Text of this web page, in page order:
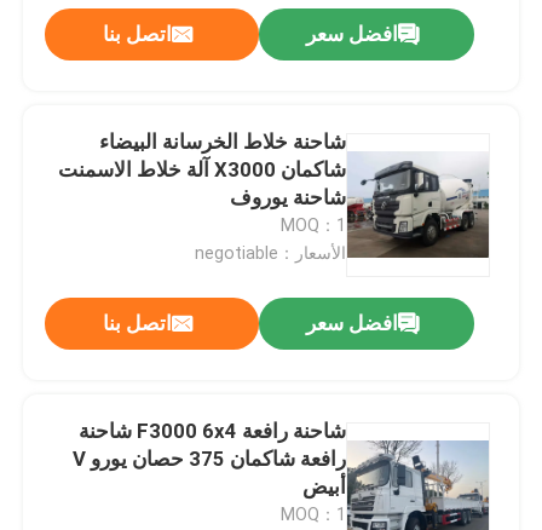
افضل سعر اتصل بنا
شاحنة خلاط الخرسانة البيضاء
شاكمان X3000 آلة خلاط الاسمنت
شاحنة يوروف
MOQ：1
الأسعار：negotiable
افضل سعر اتصل بنا
شاحنة رافعة F3000 6x4 شاحنة
رافعة شاكمان 375 حصان يورو V
أبيض
MOQ：1